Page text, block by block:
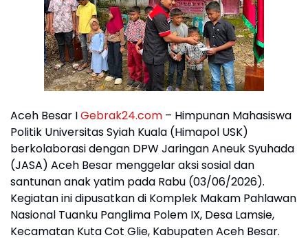
Aceh Besar IGebrak24.com – Himpunan Mahasiswa
Politik Universitas Syiah Kuala (Himapol USK)
berkolaborasi dengan DPW Jaringan Aneuk Syuhada
(JASA) Aceh Besar menggelar aksi sosial dan
santunan anak yatim pada Rabu (03/06/2026).
Kegiatan ini dipusatkan di Komplek Makam Pahlawan
Nasional Tuanku Panglima Polem IX, Desa Lamsie,
Kecamatan Kuta Cot Glie, Kabupaten Aceh Besar.